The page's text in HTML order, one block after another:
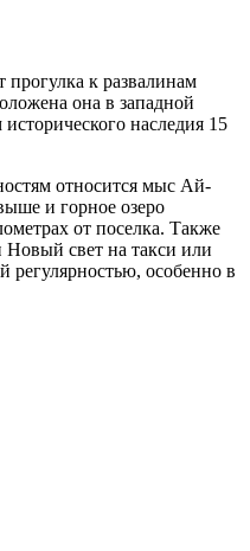
к развалинам
она в западной
наследия 15
относится мыс Ай-
и горное озеро
от поселка. Также
Новый свет на такси или
регулярностью, особенно в